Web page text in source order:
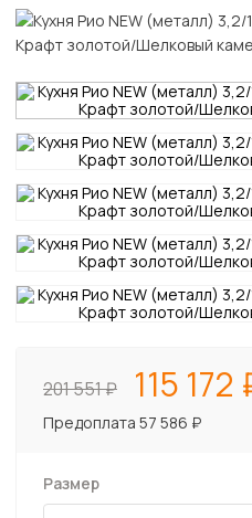
201 551 115 172
Предоплата 57 586 ₽
Размер